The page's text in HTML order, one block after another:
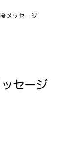
メッセージ
セージ